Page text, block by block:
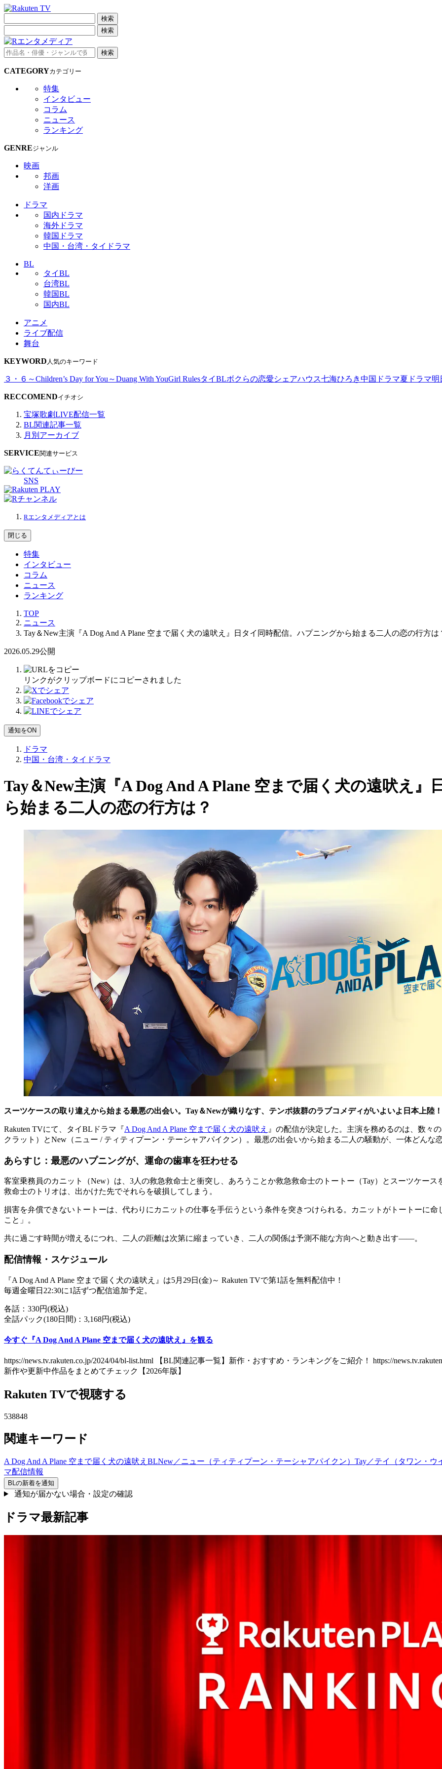
検索
検索
検索
CATEGORYカテゴリー
特集
インタビュー
コラム
ニュース
ランキング
GENREジャンル
映画
邦画
洋画
ドラマ
国内ドラマ
海外ドラマ
韓国ドラマ
中国・台湾・タイドラマ
BL
タイBL
台湾BL
韓国BL
国内BL
アニメ
ライブ配信
舞台
KEYWORD 人気のキーワード
３・６～Children’s Day for You～Duang With YouGirl RulesタイBLボクらの恋愛シェアハウス七海ひろき中国ドラマ夏ドラマ明
RECCOMENDイチオシ
宝塚歌劇LIVE配信一覧
BL関連記事一覧
月別アーカイブ
SERVICE関連サービス
SNS
Rエンタメディアとは
閉じる
特集
インタビュー
コラム
ニュース
ランキング
TOP
ニュース
Tay＆New主演『A Dog And A Plane 空まで届く犬の遠吠え』日タイ同時配信。ハプニングから始まる二人の恋の行方は
2026.05.29公開
リンクがクリップボードにコピーされました
通知をON
ドラマ
中国・台湾・タイドラマ
Tay＆New主演『A Dog And A Plane 空まで届く犬の遠吠え
ら始まる二人の恋の行方は？
スーツケースの取り違えから始まる最悪の出会い。Tay＆Newが織りなす、テンポ抜群のラブコメディがいよいよ日本上陸！
Rakuten TVにて、タイBLドラマ『A Dog And A Plane 空まで届く犬の遠吠え 』の配信が決定した。主演を務めるのは、数々
クラット）とNew（ニュー / ティティプーン・テーシャアパイクン）。最悪の出会いから始まる二人の騒動が、一体どんな
あらすじ：最悪のハプニングが、運命の歯車を狂わせる
客室乗務員のカニット（New）は、3人の救急救命士と衝突し、あろうことか救急救命士のトートー（Tay）とスーツケー
救命士のトリオは、出かけた先でそれらを破損してしまう。
損害を弁償できないトートーは、代わりにカニットの仕事を手伝うという条件を突きつけられる。カニットがトートーに
こと」。
共に過ごす時間が増えるにつれ、二人の距離は次第に縮まっていき、二人の関係は予測不能な方向へと動き出す――。
配信情報・スケジュール
『A Dog And A Plane 空まで届く犬の遠吠え』は5月29日(金)～ Rakuten TVで第1話を無料配信中！
毎週金曜日22:30に1話ずつ配信追加予定。
各話：330円(税込)
全話パック(180日間)：3,168円(税込)
今すぐ『A Dog And A Plane 空まで届く犬の遠吠え』を観る
https://news.tv.rakuten.co.jp/2024/04/bl-list.html 【BL関連記事一覧】新作・おすすめ・ランキングをご紹介！ https://
新作や更新中作品をまとめてチェック【2026年版】
Rakuten TVで視聴する
538848
関連キーワード
A Dog And A Plane 空まで届く犬の遠吠え BLNew／ニュー（ティティプーン・テーシャアパイクン） Tay／テイ（タワン・ウ
マ配信情報
BL の新着を通知
通知が届かない場合・設定の確認
ドラマ最新記事